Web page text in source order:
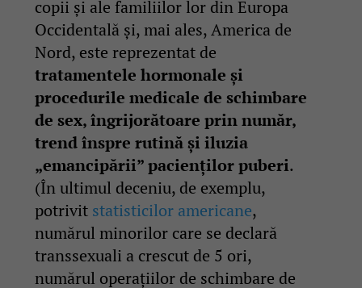
copii și ale familiilor lor din Europa
Occidentală și, mai ales, America de
Nord, este reprezentat de
tratamentele hormonale și
procedurile medicale de schimbare
de sex, îngrijorătoare prin număr,
trend înspre rutină și iluzia
„emancipării” pacienților puberi.
(În ultimul deceniu, de exemplu,
potrivit statisticilor americane,
numărul minorilor care se declară
transsexuali a crescut de 5 ori,
numărul operațiilor de schimbare de